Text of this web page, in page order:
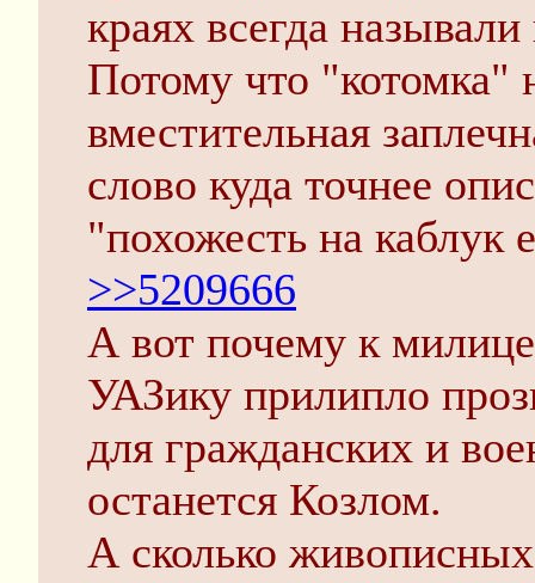
краях всегда
Потому что "котомка"
вместительная
слово куда точнее
"похожесть на каблук
>>5209666
А вот почему к
УАЗику прилипло
для гражданских и
останется Козлом.
А сколько